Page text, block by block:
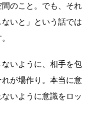
のこと。でも、それ
いと」という話では
いように、相手を包
が場作り。本当に意
いように意識をロッ